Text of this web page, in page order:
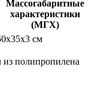
Массогабаритные
характеристики
(МГХ)
см
из полипропилена